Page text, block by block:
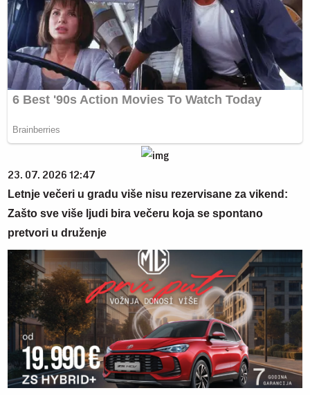
23. 07. 2026 12:47
Letnje večeri u gradu više nisu rezervisane za vikend:
Zašto sve više ljudi bira večeru koja se spontano
pretvori u druženje